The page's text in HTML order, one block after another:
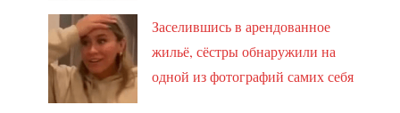
Заселившись в арендованное
жильё, сёстры обнаружили на
одной из фотографий самих себя